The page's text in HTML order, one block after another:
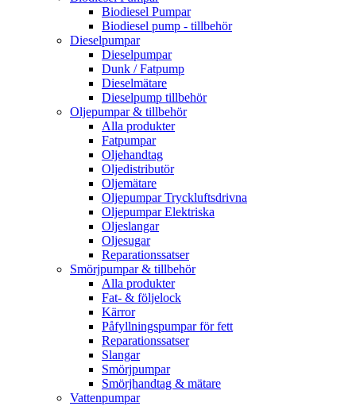
Biodiesel Pumpar
Biodiesel pump - tillbehör
Dieselpumpar
Dieselpumpar
Dunk / Fatpump
Dieselmätare
Dieselpump tillbehör
Oljepumpar & tillbehör
Alla produkter
Fatpumpar
Oljehandtag
Oljedistributör
Oljemätare
Oljepumpar Tryckluftsdrivna
Oljepumpar Elektriska
Oljeslangar
Oljesugar
Reparationssatser
Smörjpumpar & tillbehör
Alla produkter
Fat- & följelock
Kärror
Påfyllningspumpar för fett
Reparationssatser
Slangar
Smörjpumpar
Smörjhandtag & mätare
Vattenpumpar